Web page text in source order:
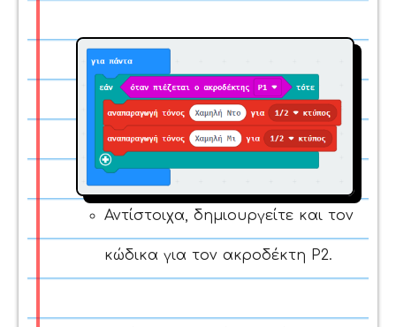
Αντίστοιχα, δημιουργείτε και τον
κώδικα για τον ακροδέκτη P2.